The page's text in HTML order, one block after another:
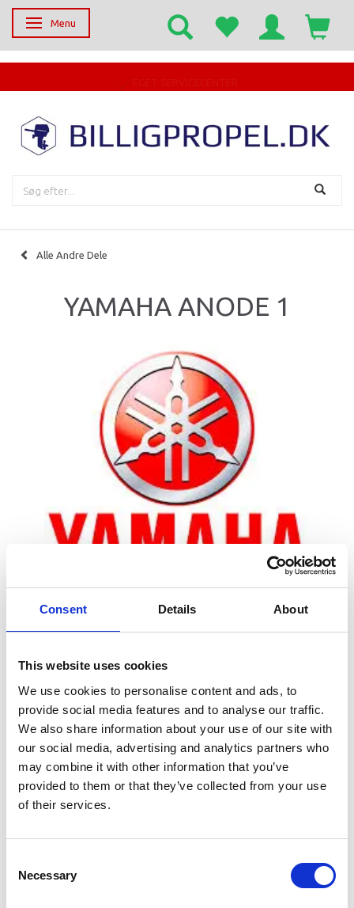
Consent Details About
This website uses cookies
We use cookies to personalise content and ads, to
provide social media features and to analyse our traffic.
We also share information about your use of our site with
our social media, advertising and analytics partners who
may combine it with other information that you’ve
provided to them or that they’ve collected from your use
of their services.
Selection
Necessary
Skifte navigation
Menu
Alle Andre Dele
YAMAHA ANODE 1
Leveringstid er 5-6 dag(e)
Model/varenr.: 682113250000
70,76 DKK
Læg i kurv